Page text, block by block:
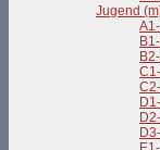
Jugend